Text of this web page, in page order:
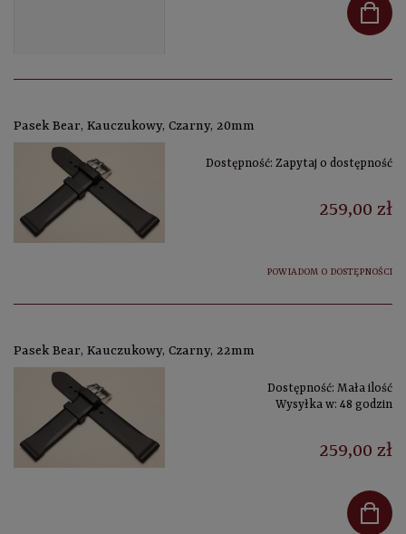
Pasek Bear, Kauczukowy, Czarny, 20mm
Dostępność: Zapytaj o dostępność
259,00 zł
POWIADOM O DOSTĘPNOŚCI
Pasek Bear, Kauczukowy, Czarny, 22mm
Dostępność: Mała ilość
Wysyłka w: 48 godzin
259,00 zł